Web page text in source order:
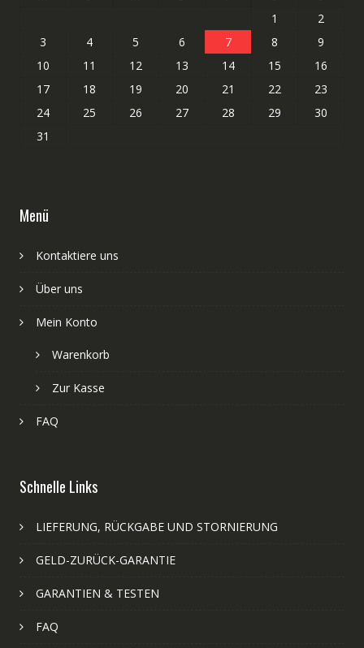
1
2
3
4 5 6 7 8
9
10
11 12 13 14 15
16
17
18 19 20 21 22
23
24
25 26 27 28 29
30
31
Menü
Kontaktiere uns
Über uns
Mein Konto
Warenkorb
Zur Kasse
FAQ
Schnelle Links
LIEFERUNG, RÜCKGABE UND STORNIERUNG
GELD-ZURÜCK-GARANTIE
GARANTIEN & TESTEN
FAQ